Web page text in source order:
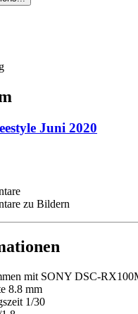
Juni 2020
zu Bildern
mit SONY DSC-
8.8 mm
1/30